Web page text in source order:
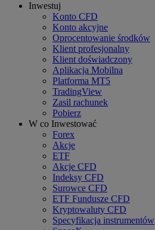
Inwestuj
Konto CFD
Konto akcyjne
Oprocentowanie środków
Klient profesjonalny
Klient doświadczony
Aplikacja Mobilna
Platforma MT5
TradingView
Zasil rachunek
Pobierz
W co Inwestować
Forex
Akcje
ETF
Akcje CFD
Indeksy CFD
Surowce CFD
ETF Fundusze CFD
Kryptowaluty CFD
Specyfikacja instrumentów